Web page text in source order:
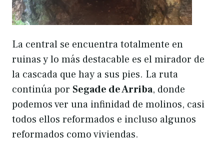
La central se encuentra totalmente en
ruinas y lo más destacable es el mirador de
la cascada que hay a sus pies. La ruta
continúa por Segade de Arriba, donde
podemos ver una infinidad de molinos, casi
todos ellos reformados e incluso algunos
reformados como viviendas.